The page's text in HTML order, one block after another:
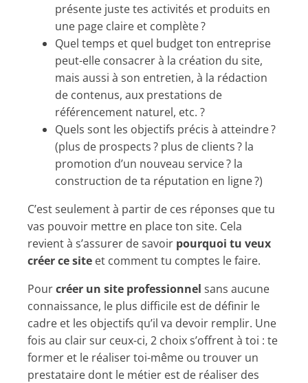
présente juste tes activités et produits en
une page claire et complète ?
Quel temps et quel budget ton entreprise
peut-elle consacrer à la création du site,
mais aussi à son entretien, à la rédaction
de contenus, aux prestations de
référencement naturel, etc. ?
Quels sont les objectifs précis à atteindre ?
(plus de prospects ? plus de clients ? la
promotion d’un nouveau service ? la
construction de ta réputation en ligne ?)
C’est seulement à partir de ces réponses que tu
vas pouvoir mettre en place ton site. Cela
revient à s’assurer de savoir pourquoi tu veux
créer ce site et comment tu comptes le faire.
Pourcréer un site professionnel sans aucune
connaissance, le plus difficile est de définir le
cadre et les objectifs qu’il va devoir remplir. Une
fois au clair sur ceux-ci, 2 choix s’offrent à toi : te
former et le réaliser toi-même ou trouver un
prestataire dont le métier est de réaliser des